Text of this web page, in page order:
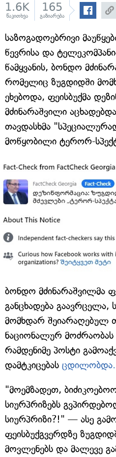
1.6K
წაკითხვა
165
გაზიარება
საზოგადოებრივი
წევრისა და
წამყვანის, ბონდო
რომელიც ზუგდიდში
ეხებოდა, ფეისბუქმა
მძინარაშვილი
თავდასხმა
მოწყობილი ტერორ-
ბონდო მძინარაშვილმა
განცხადება გაავრცელა,
მომხდარ შეიარაღებულ
ნაციონალურ
რამდენიმე პოსტი
დამტკიცებას ცდილობდა.
"მოემზადეთ,
სიურპრიზებს
სიურპრიზი?!" — ასე
ფეისბუქგვერდზე
მოვლენებს და მალევე